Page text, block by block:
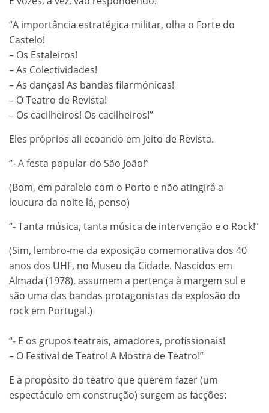
“A importância estratégica militar, olha o Forte do
Castelo!
– Os Estaleiros!
– As Colectividades!
– As danças! As bandas filarmónicas!
– O Teatro de Revista!
– Os cacilheiros! Os cacilheiros!”
Eles próprios ali ecoando em jeito de Revista.
“- A festa popular do São João!”
(Bom, em paralelo com o Porto e não atingirá a
loucura da noite lá, penso)
“- Tanta música, tanta música de intervenção e o Rock!”
(Sim, lembro-me da exposição comemorativa dos 40
anos dos UHF, no Museu da Cidade. Nascidos em
Almada (1978), assumem a pertença à margem sul e
são uma das bandas protagonistas da explosão do
rock em Portugal.)
“- E os grupos teatrais, amadores, profissionais!
– O Festival de Teatro! A Mostra de Teatro!”
E a propósito do teatro que querem fazer (um
espectáculo em construção) surgem as facções: